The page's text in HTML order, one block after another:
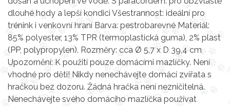
dlouhé hody a lepší kondici Všestrannost: ideální pro
trénink i venkovní hraní Barva: pestrobarevné Materiál:
85% polyester, 13% TPR (termoplastická guma), 2% plast
(PP, polypropylen). Rozměry: cca Ø 5,7 x D 39,4 cm
Upozornění: K použití pouze domácími mazlíčky. Není
vhodné pro děti! Nikdy nenechávejte domácí zvířata s
hračkou bez dozoru. Žádná hračka není nezničitelná.
Nenechávejte svého domácího mazlíčka používat